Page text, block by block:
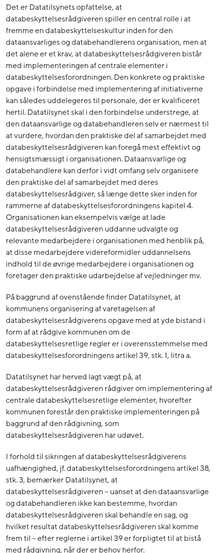
Det er Datatilsynets opfattelse, at
databeskyttelsesrådgiveren spiller en central rolle i at
fremme en databeskyttelseskultur inden for den
dataansvarliges og databehandlerens organisation, men at
det alene er et krav, at databeskyttelsesrådgiveren bistår
med implementeringen af centrale elementer i
databeskyttelsesforordningen. Den konkrete og praktiske
opgave i forbindelse med implementering af initiativerne
kan således uddelegeres til personale, der er kvalificeret
hertil. Datatilsynet skal i den forbindelse understrege, at
den dataansvarlige og databehandleren selv er nærmest til
at vurdere, hvordan den praktiske del af samarbejdet med
databeskyttelsesrådgiveren kan foregå mest effektivt og
hensigtsmæssigt i organisationen. Dataansvarlige og
databehandlere kan derfor i vidt omfang selv organisere
den praktiske del af samarbejdet med deres
databeskyttelsesrådgiver, så længe dette sker inden for
rammerne af databeskyttelsesforordningens kapitel 4.
Organisationen kan eksempelvis vælge at lade
databeskyttelsesrådgiveren uddanne udvalgte og
relevante medarbejdere i organisationen med henblik på,
at disse medarbejdere videreformidler uddannelsens
indhold til de øvrige medarbejdere i organisationen og
foretager den praktiske udarbejdelse af vejledninger mv.
På baggrund af ovenstående finder Datatilsynet, at
kommunens organisering af varetagelsen af
databeskyttelsesrådgiverens opgave med at yde bistand i
form af at rådgive kommunen om de
databeskyttelsesretlige regler er i overensstemmelse med
databeskyttelsesforordningens artikel 39, stk. 1, litra a.
Datatilsynet har herved lagt vægt på, at
databeskyttelsesrådgiveren rådgiver om implementering af
centrale databeskyttelsesretlige elementer, hvorefter
kommunen forestår den praktiske implementeringen på
baggrund af den rådgivning, som
databeskyttelsesrådgiveren har udøvet.
I forhold til sikringen af databeskyttelsesrådgiverens
uafhængighed, jf. databeskyttelsesforordningens artikel 38,
stk. 3, bemærker Datatilsynet, at
databeskyttelsesrådgiveren – uanset at den dataansvarlige
og databehandleren ikke kan bestemme, hvordan
databeskyttelsesrådgiveren skal behandle en sag, og
hvilket resultat databeskyttelsesrådgiveren skal komme
frem til – efter reglerne i artikel 39 er forpligtet til at bistå
med rådgivning, når der er behov herfor.